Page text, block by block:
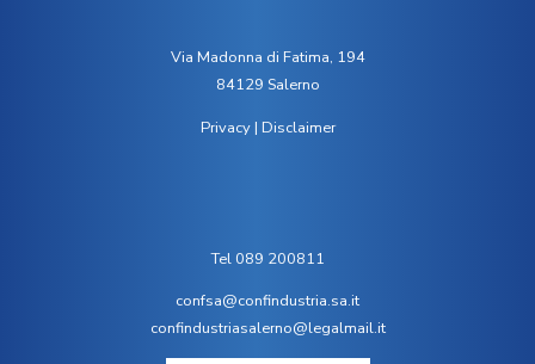
Via Madonna di Fatima, 194
84129 Salerno
Privacy| Disclaimer
Tel 089 200811
confsa@confindustria.sa.it
confindustriasalerno@legalmail.it